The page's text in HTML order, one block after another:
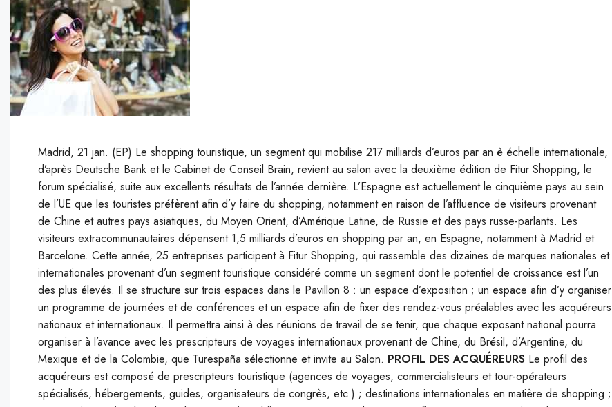
Madrid, 21 jan. (EP) Le shopping touristique, un segment qui mobilise 217 milliards d’euros par an è échelle internationale,
d’après Deutsche Bank et le Cabinet de Conseil Brain, revient au salon avec la deuxième édition de Fitur Shopping, le
forum spécialisé, suite aux excellents résultats de l’année dernière. L’Espagne est actuellement le cinquième pays au sein
de l’UE que les touristes préfèrent afin d’y faire du shopping, notamment en raison de l’affluence de visiteurs provenant
de Chine et autres pays asiatiques, du Moyen Orient, d’Amérique Latine, de Russie et des pays russe-parlants. Les
visiteurs extracommunautaires dépensent 1,5 milliards d’euros en shopping par an, en Espagne, notamment à Madrid et
Barcelone. Cette année, 25 entreprises participent à Fitur Shopping, qui rassemble des dizaines de marques nationales et
internationales provenant d’un segment touristique considéré comme un segment dont le potentiel de croissance est l’un
des plus élevés. Il se structure sur trois espaces dans le Pavillon 8 : un espace d’exposition ; un espace afin d’y organiser
un programme de journées et de conférences et un espace afin de fixer des rendez-vous préalables avec les acquéreurs
nationaux et internationaux. Il permettra ainsi à des réunions de travail de se tenir, que chaque exposant national pourra
organiser à l’avance avec les prescripteurs de voyages internationaux provenant de Chine, du Brésil, d’Argentine, du
Mexique et de la Colombie, que Turespaña sélectionne et invite au Salon. PROFIL DES ACQUÉREURS Le profil des
acquéreurs est composé de prescripteurs touristique (agences de voyages, commercialisteurs et tour-opérateurs
spécialisés, hébergements, guides, organisateurs de congrès, etc.) ; destinations internationales en matière de shopping ;